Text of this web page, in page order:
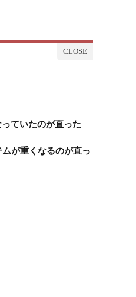
ていたのが直った
が重くなるのが直っ